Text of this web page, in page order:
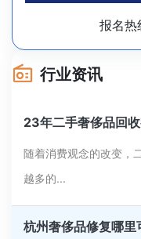
报名热
行业资讯
23年二手奢侈品回
随着消费观念的改变，
越多的...
杭州奢侈品修复哪